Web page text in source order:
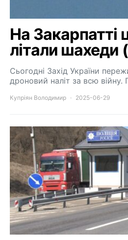
На Закарпатті
літали шахеди
Сьогодні Захід України
дроновий наліт за всю війну.
Купріян Володимир 2025-06-29